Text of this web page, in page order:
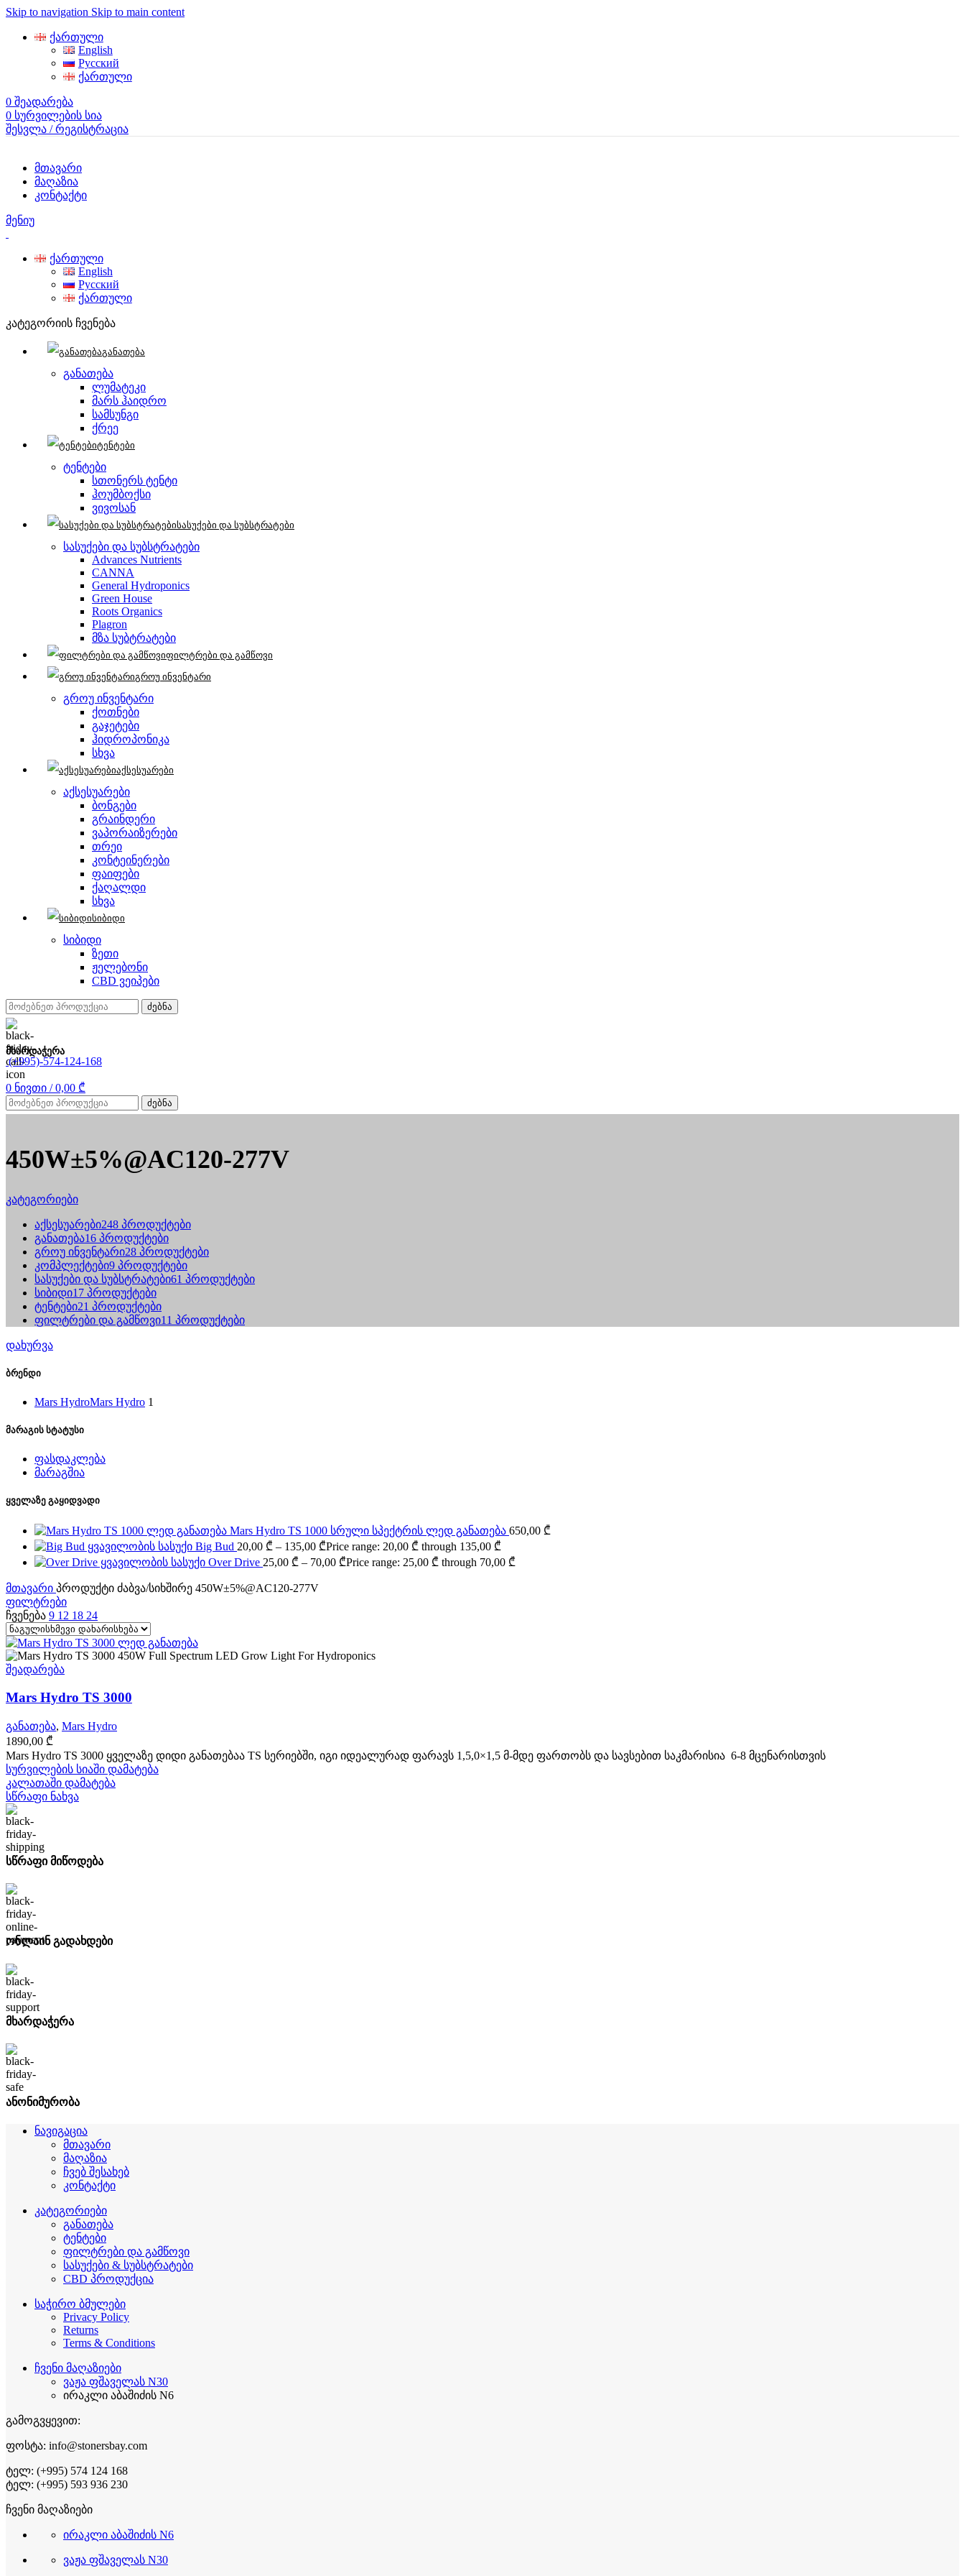
Skip to navigation Skip to main content
ქართული
English
Русский
ქართული
0 შეადარება
0 სურვილების სია
შესვლა / რეგისტრაცია
მთავარი
მაღაზია
კონტაქტი
მენიუ
ქართული
English
Русский
ქართული
კატეგორიის ჩვენება
განათება
განათება
ლუმატეკი
მარს ჰაიდრო
სამსუნგი
ქრეე
ტენტები
ტენტები
სთონერს ტენტი
ჰოუმბოქსი
ვივოსან
სასუქები და სუბსტრატები
სასუქები და სუბსტრატები
Advances Nutrients
CANNA
General Hydroponics
Green House
Roots Organics
Plagron
მზა სუბტრატები
ფილტრები და გამწოვი
გროუ ინვენტარი
გროუ ინვენტარი
ქოთნები
გაჯეტები
ჰიდროპონიკა
სხვა
აქსესუარები
აქსესუარები
ბონგები
გრაინდერი
ვაპორაიზერები
თრეი
კონტეინერები
ფაიფები
ქაღალდი
სხვა
სიბიდი
სიბიდი
ზეთი
ჟელებონი
CBD ვეიპები
ძებნა
მხარდაჭერა
(+995)-574-124-168
0 ნივთი / 0,00 ₾
ძებნა
450W±5%@AC120-277V
კატეგორიები
აქსესუარები248 პროდუქტები
განათება16 პროდუქტები
გროუ ინვენტარი28 პროდუქტები
კომპლექტები9 პროდუქტები
სასუქები და სუბსტრატები61 პროდუქტები
სიბიდი17 პროდუქტები
ტენტები21 პროდუქტები
ფილტრები და გამწოვი11 პროდუქტები
დახურვა
ბრენდი
Mars HydroMars Hydro 1
მარაგის სტატუსი
ფასდაკლება
მარაგშია
ყველაზე გაყიდვადი
Mars Hydro TS 1000 სრული სპექტრის ლედ განათება 650,00 ₾
Big Bud 20,00 ₾ – 135,00 ₾Price range: 20,00 ₾ through 135,00 ₾
Over Drive 25,00 ₾ – 70,00 ₾Price range: 25,00 ₾ through 70,00 ₾
მთავარი პროდუქტი ძაბვა/სიხშირე 450W±5%@AC120-277V
ფილტრები
ჩვენება 9 12 18 24
შეადარება
Mars Hydro TS 3000
განათება, Mars Hydro
1890,00 ₾
Mars Hydro TS 3000 ყველაზე დიდი განათებაა TS სერიებში, იგი იდეალურად ფარავს 1,5,0×1,5 მ-მდე ფართობს და სავსებით საკმარისია 6-8 მცენარისთვის
სურვილების სიაში დამატება
კალათაში დამატება
სწრაფი ნახვა
სწრაფი მიწოდება
ონლაინ გადახდები
მხარდაჭერა
ანონიმურობა
ნავიგაცია
მთავარი
მაღაზია
ჩვებ შესახებ
კონტაქტი
კატეგორიები
განათება
ტენტები
ფილტრები და გამწოვი
სასუქები & სუბსტრატები
CBD პროდუქცია
საჭირო ბმულები
Privacy Policy
Returns
Terms & Conditions
ჩვენი მაღაზიები
ვაჟა ფშაველას N30
ირაკლი აბაშიძის N6
გამოგვყევით:
ფოსტა: info@stonersbay.com
ტელ: (+995) 574 124 168
ტელ: (+995) 593 936 230
ჩვენი მაღაზიები
ირაკლი აბაშიძის N6
ვაჟა ფშაველას N30